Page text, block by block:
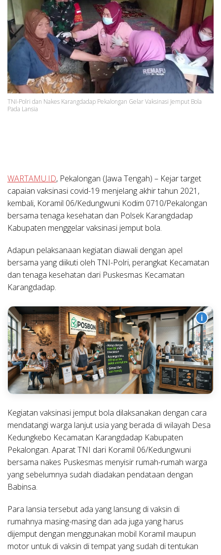
TNI-Polri dan Nakes Karangdadap Pekalongan Gelar Vaksinasi Jemput Bola
Pada Lansia
WARTAMU.ID, Pekalongan (Jawa Tengah) – Kejar target
capaian vaksinasi covid-19 menjelang akhir tahun 2021,
kembali, Koramil 06/Kedungwuni Kodim 0710/Pekalongan
bersama tenaga kesehatan dan Polsek Karangdadap
Kabupaten menggelar vaksinasi jemput bola.
Adapun pelaksanaan kegiatan diawali dengan apel
bersama yang diikuti oleh TNI-Polri, perangkat Kecamatan
dan tenaga kesehatan dari Puskesmas Kecamatan
Karangdadap.
i
Kegiatan vaksinasi jemput bola dilaksanakan dengan cara
mendatangi warga lanjut usia yang berada di wilayah Desa
Kedungkebo Kecamatan Karangdadap Kabupaten
Pekalongan. Aparat TNI dari Koramil 06/Kedungwuni
bersama nakes Puskesmas menyisir rumah-rumah warga
yang sebelumnya sudah diadakan pendataan dengan
Babinsa.
Para lansia tersebut ada yang lansung di vaksin di
rumahnya masing-masing dan ada juga yang harus
dijemput dengan menggunakan mobil Koramil maupun
motor untuk di vaksin di tempat yang sudah di tentukan